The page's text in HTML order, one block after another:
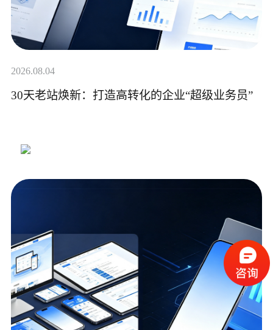
2026.08.04
30天老站焕新：打造高转化的企业“超级业务员”